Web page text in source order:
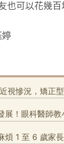
也可以花幾
婷